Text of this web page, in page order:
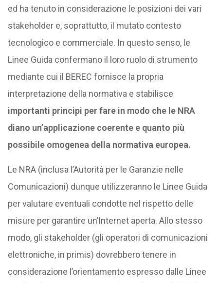
ed ha tenuto in considerazione le posizioni dei vari
stakeholder e, soprattutto, il mutato contesto
tecnologico e commerciale. In questo senso, le
Linee Guida confermano il loro ruolo di strumento
mediante cui il BEREC fornisce la propria
interpretazione della normativa e stabilisce
importanti principi per fare in modo che le NRA
diano un’applicazione coerente e quanto più
possibile omogenea della normativa europea.
Le NRA (inclusa l’Autorità per le Garanzie nelle
Comunicazioni) dunque utilizzeranno le Linee Guida
per valutare eventuali condotte nel rispetto delle
misure per garantire un’Internet aperta. Allo stesso
modo, gli stakeholder (gli operatori di comunicazioni
elettroniche, in primis) dovrebbero tenere in
considerazione l’orientamento espresso dalle Linee